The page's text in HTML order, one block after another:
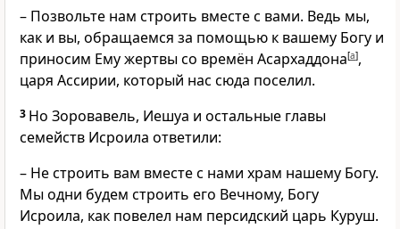
– Позвольте нам строить вместе с вами. Ведь мы,
как и вы, обращаемся за помощью к вашему Богу и
приносим Ему жертвы со времён Асархаддона[a],
царя Ассирии, который нас сюда поселил.
3 Но Зоровавель, Иешуа и остальные главы
семейств Исроила ответили:
– Не строить вам вместе с нами храм нашему Богу.
Мы одни будем строить его Вечному, Богу
Исроила, как повелел нам персидский царь Куруш.